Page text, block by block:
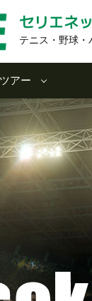
セリエネ
テニス・野球・
アー